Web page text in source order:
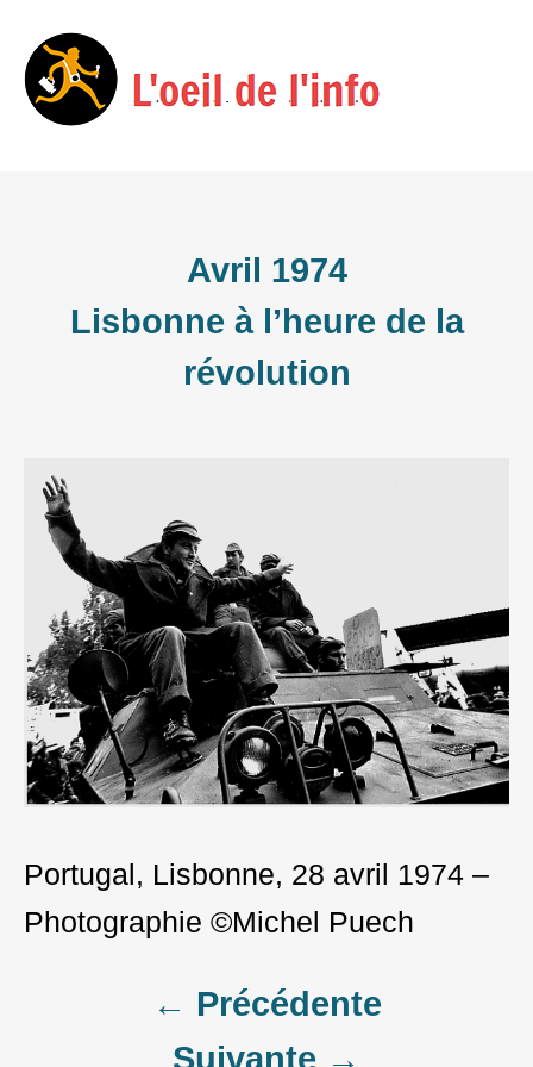
Skip
to
Avril 1974
Lisbonne à l’heure de la
révolution
Portugal, Lisbonne, 28 avril 1974 –
Photographie ©Michel Puech
← Précédente
Suivante →